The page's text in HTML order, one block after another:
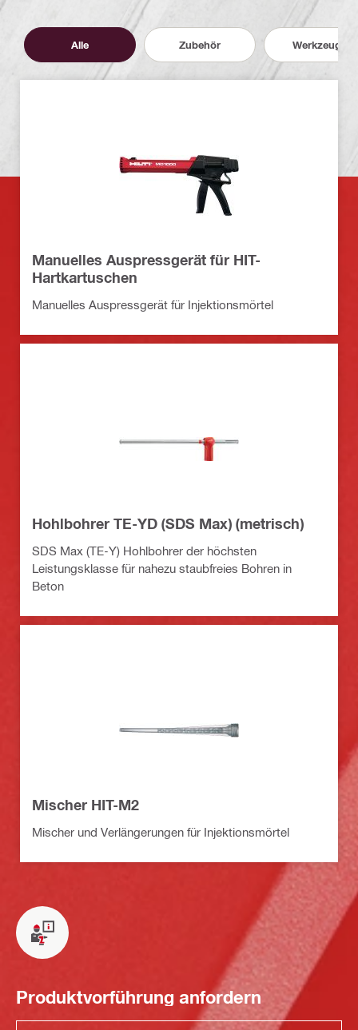
Alle Zubehör Werkzeuge
Manuelles Auspressgerät für HIT-
Hartkartuschen
Manuelles Auspressgerät für Injektionsmörtel
Hohlbohrer TE-YD (SDS Max) (metrisch)
SDS Max (TE-Y) Hohlbohrer der höchsten
Leistungsklasse für nahezu staubfreies Bohren in
Beton
Mischer HIT-M2
Mischer und Verlängerungen für Injektionsmörtel
Produktvorführung anfordern